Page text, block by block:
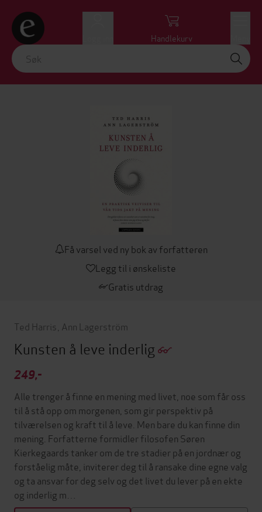
Handlekurv
Få varsel ved ny bok av forfatteren
Legg til i ønskeliste
Gratis utdrag
Ted Harris Ann Lagerström
Kunsten å leve inderlig
249,-
Alle trenger å finne en mening med livet, noe som får oss
til å stå opp om morgenen, som gir perspektiv på
tilværelsen og kraft til å leve. Men bare du kan finne din
mening. Forfatterne formidler filosofen Søren
Kierkegaards tanker om de tre stadier på en jordnær og
forståelig måte, inviterer deg til å ransake dine egne valg
og ta ansvar for deg selv og det livet du lever på en ekte
og inderlig m…